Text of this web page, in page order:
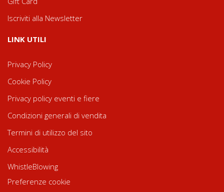
Iscriviti alla Newsletter
LINK UTILI
Privacy Policy
Cookie Policy
Privacy policy eventi e fiere
Condizioni generali di vendita
Termini di utilizzo del sito
Accessibilità
WhistleBlowing
Preferenze cookie